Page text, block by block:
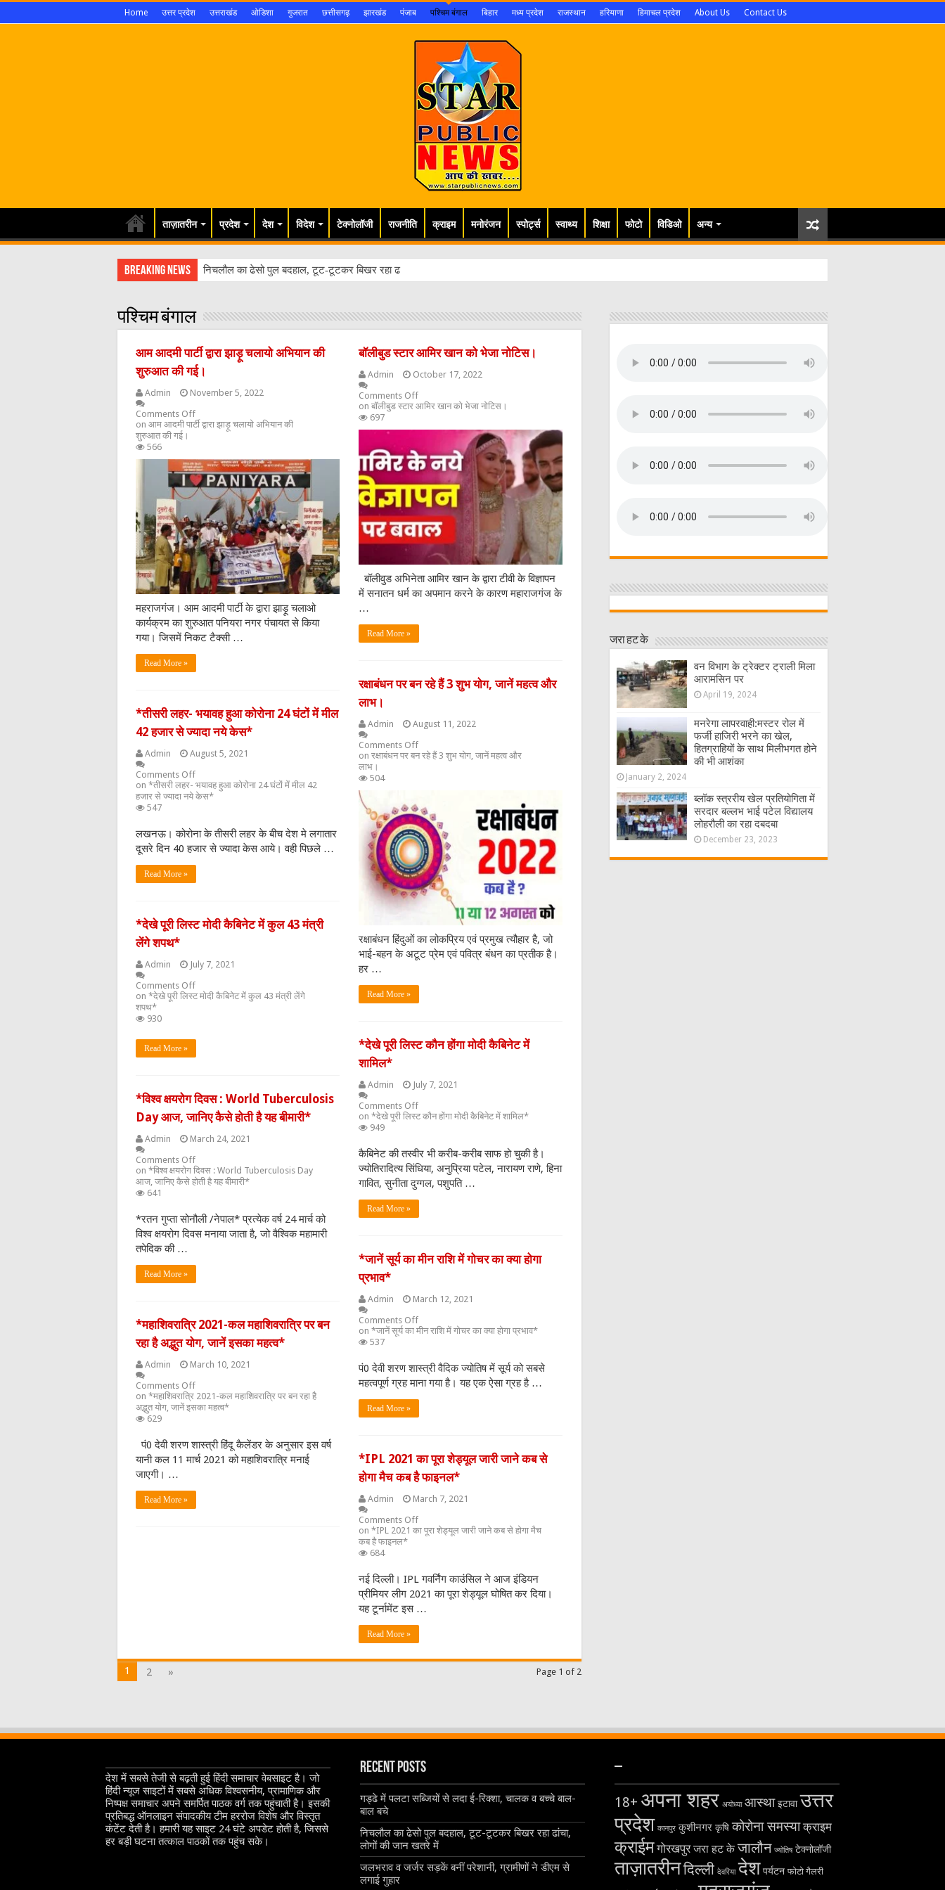
Home उत्तर प्रदेश उत्तराखंड ओडिशा गुजरात छत्तीसगढ़ झारखंड पंजाब पश्चिम बंगाल बिहार मध्य प्रदेश राजस्थान हरियाणा हिमाचल प्रदेश About Us Contact Us
ताज़ातरीन प्रदेश देश विदेश टेक्नोलॉजी राजनीति क्राइम मनोरंजन स्पोर्ट्स स्वाथ्य शिक्षा फोटो विडिओ अन्य
Breaking News निचलौल का ढेसो पुल बदहाल, टूट-टूटकर बिखर रहा ढांचा, लोगों की जान ख
पश्चिम बंगाल
आम आदमी पार्टी द्वारा झाड़ू चलायो अभियान की
शुरुआत की गई।
Admin
November 5, 2022
Comments Off
on आम आदमी पार्टी द्वारा झाड़ू चलायो अभियान की
शुरुआत की गई।
566
महराजगंज। आम आदमी पार्टी के द्वारा झाड़ू चलाओ
कार्यक्रम का शुरुआत पनियरा नगर पंचायत से किया
गया। जिसमें निकट टैक्सी …
Read More »
बॉलीबुड स्टार आमिर खान को भेजा नोटिस।
Admin
October 17, 2022
Comments Off
on बॉलीबुड स्टार आमिर खान को भेजा नोटिस।
697
बॉलीवुड अभिनेता आमिर खान के द्वारा टीवी के विज्ञापन
में सनातन धर्म का अपमान करने के कारण महाराजगंज के
…
Read More »
रक्षाबंधन पर बन रहे हैं 3 शुभ योग, जानें महत्व और
लाभ।
Admin
August 11, 2022
Comments Off
on रक्षाबंधन पर बन रहे हैं 3 शुभ योग, जानें महत्व और
लाभ।
504
रक्षाबंधन हिंदुओं का लोकप्रिय एवं प्रमुख त्यौहार है, जो
भाई-बहन के अटूट प्रेम एवं पवित्र बंधन का प्रतीक है।
हर …
Read More »
*तीसरी लहर- भयावह हुआ कोरोना 24 घंटों में मील
42 हजार से ज्यादा नये केस*
Admin
August 5, 2021
Comments Off
on *तीसरी लहर- भयावह हुआ कोरोना 24 घंटों में मील 42
हजार से ज्यादा नये केस*
547
लखनऊ। कोरोना के तीसरी लहर के बीच देश मे लगातार
दूसरे दिन 40 हजार से ज्यादा केस आये। वही पिछले …
Read More »
*देखे पूरी लिस्ट मोदी कैबिनेट में कुल 43 मंत्री
लेंगे शपथ*
Admin
July 7, 2021
Comments Off
on *देखे पूरी लिस्ट मोदी कैबिनेट में कुल 43 मंत्री लेंगे
शपथ*
930
Read More »
*देखे पूरी लिस्ट कौन होंगा मोदी कैबिनेट में
शामिल*
Admin
July 7, 2021
Comments Off
on *देखे पूरी लिस्ट कौन होंगा मोदी कैबिनेट में शामिल*
949
कैबिनेट की तस्वीर भी करीब-करीब साफ हो चुकी है।
ज्योतिरादित्य सिंधिया, अनुप्रिया पटेल, नारायण राणे, हिना
गावित, सुनीता दुग्गल, पशुपति …
Read More »
*विश्व क्षयरोग दिवस : World Tuberculosis
Day आज, जानिए कैसे होती है यह बीमारी*
Admin
March 24, 2021
Comments Off
on *विश्व क्षयरोग दिवस : World Tuberculosis Day
आज, जानिए कैसे होती है यह बीमारी*
641
*रतन गुप्ता सोनौली /नेपाल* प्रत्येक वर्ष 24 मार्च को
विश्‍व क्षयरोग दिवस मनाया जाता है, जो वैश्विक महामारी
तपेदिक की …
Read More »
*जानें सूर्य का मीन राशि में गोचर का क्या होगा
प्रभाव*
Admin
March 12, 2021
Comments Off
on *जानें सूर्य का मीन राशि में गोचर का क्या होगा प्रभाव*
537
पं0 देवी शरण शास्त्री वैदिक ज्योतिष में सूर्य को सबसे
महत्वपूर्ण ग्रह माना गया है। यह एक ऐसा ग्रह है …
Read More »
*महाशिवरात्रि 2021-कल महाशिवरात्रि पर बन
रहा है अद्भुत योग, जानें इसका महत्व*
Admin
March 10, 2021
Comments Off
on *महाशिवरात्रि 2021-कल महाशिवरात्रि पर बन रहा है
अद्भुत योग, जानें इसका महत्व*
629
पं0 देवी शरण शास्त्री हिंदू कैलेंडर के अनुसार इस वर्ष
यानी कल 11 मार्च 2021 को महाशिवरात्रि मनाई
जाएगी। …
Read More »
*IPL 2021 का पूरा शेड्यूल जारी जाने कब से
होगा मैच कब है फाइनल*
Admin
March 7, 2021
Comments Off
on *IPL 2021 का पूरा शेड्यूल जारी जाने कब से होगा मैच
कब है फाइनल*
684
नई दिल्ली। IPL गवर्निंग काउंसिल ने आज इंडियन
प्रीमियर लीग 2021 का पूरा शेड्यूल घोषित कर दिया।
यह टूर्नामेंट इस …
Read More »
Page 1 of 2
1 2 »
जरा हट के
वन विभाग के ट्रेक्टर ट्राली मिला
आरामसिन पर
April 19, 2024
मनरेगा लापरवाही:मस्टर रोल में
फर्जी हाजिरी भरने का खेल,
हितग्राहियों के साथ मिलीभगत होने
की भी आशंका
January 2, 2024
ब्लॉक स्त्ररीय खेल प्रतियोगिता में
सरदार बल्लभ भाई पटेल विद्यालय
लोहरौली का रहा दबदबा
December 23, 2023
देश में सबसे तेजी से बढ़ती हुई हिंदी समाचार वेबसाइट है। जो
हिंदी न्यूज साइटों में सबसे अधिक विश्वसनीय, प्रामाणिक और
निष्पक्ष समाचार अपने समर्पित पाठक वर्ग तक पहुंचाती है। इसकी
प्रतिबद्ध ऑनलाइन संपादकीय टीम हररोज विशेष और विस्तृत
कंटेंट देती है। हमारी यह साइट 24 घंटे अपडेट होती है, जिससे
हर बड़ी घटना तत्काल पाठकों तक पहुंच सके।
Recent Posts
गड्ढे में पलटा सब्जियों से लदा ई-रिक्शा, चालक व बच्चे बाल-
बाल बचे
निचलौल का ढेसो पुल बदहाल, टूट-टूटकर बिखर रहा ढांचा,
लोगों की जान खतरे में
जलभराव व जर्जर सड़कें बनीं परेशानी, ग्रामीणों ने डीएम से
लगाई गुहार
–
18+ अपना शहर अयोध्या आस्था इटावा उत्तर
प्रदेश कानपुर कुशीनगर कृषि कोरोना समस्या क्राइम
क्राईम गोरखपुर जरा हट के जालौन ज्योतिष टेक्नोलॉजी
ताज़ातरीनदिल्ली देवरिया देश पर्यटन फोटो गैलरी